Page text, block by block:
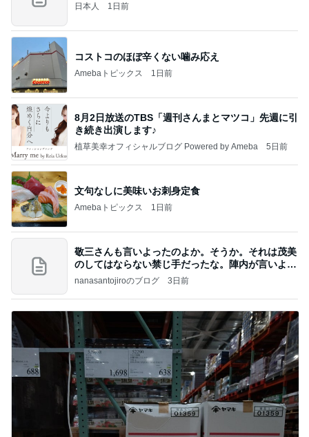
日本人 1日前
コストコのほぼ辛くない噛み応え
Amebaトピックス 1日前
8月2日放送のTBS「週刊さんまとマツコ」先週に引
き続き出演します♪
植草美幸オフィシャルブログ Powered by Ameba 5日前
文句なしに美味いお刺身定食
Amebaトピックス 1日前
敬三さんも言いよったのよか。そうか。それは茂美
のしてはならない禁じ手だったな。陣内が言いよる
のよ
nanasantojiroのブログ 3日前